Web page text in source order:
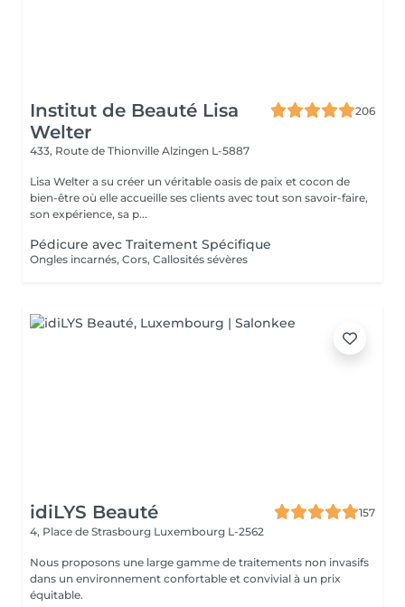
Institut de Beauté Lisa
Welter
206
433, Route de Thionville Alzingen L-5887
Lisa Welter a su créer un véritable oasis de paix et cocon de
bien-être où elle accueille ses clients avec tout son savoir-faire,
son expérience, sa p...
Pédicure avec Traitement Spécifique
Ongles incarnés, Cors, Callosités sévères
idiLYS Beauté
157
4, Place de Strasbourg Luxembourg L-2562
Nous proposons une large gamme de traitements non invasifs
dans un environnement confortable et convivial à un prix
équitable.